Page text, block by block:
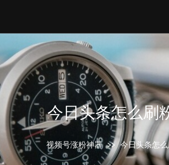
今日头条怎么刷
视频号涨粉神器 >> 今日头条怎